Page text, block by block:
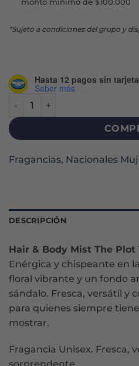
monto mínimo de $100.000
*Sujeto a condiciones del grupo y
Hasta 12 pagos sin tarjeta
Saber más
Fragancias, Nacionales
DESCRIPCIÓN
Hair & Body Mist The Plot
Enérgica y chispeante en
floral vibrante y un fondo
sándalo. Fresca, versátil y
para quienes siempre
mostrar.
Fragancia Unisex. Fresca,